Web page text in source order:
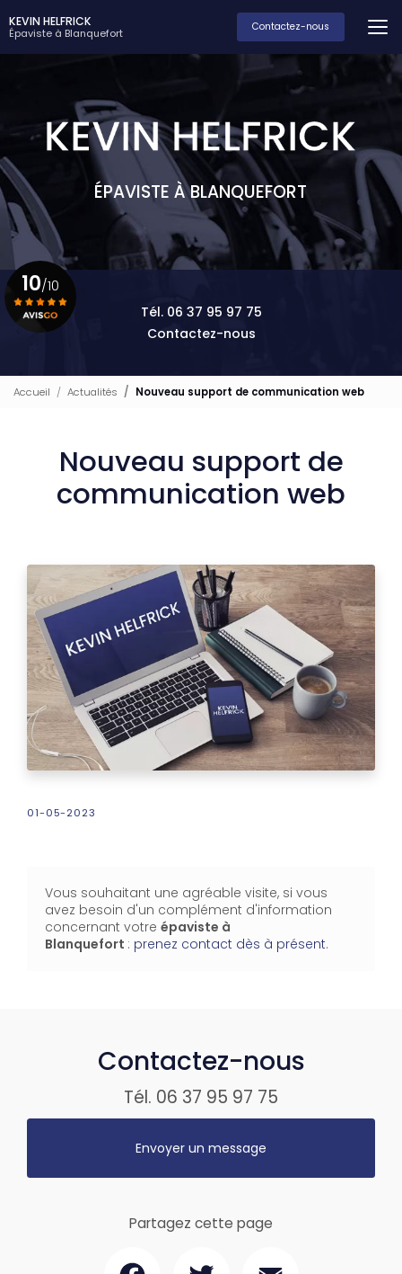
au
contenu
principal
KEVIN HELFRICK
Épaviste à Blanquefort Contactez-nous
ÉPAVISTE À BLANQUEFORT
Tél. 06 37 95 97 75
Contactez-nous
10/10
Accueil Actualités Nouveau support de communication web
Nouveau support de
communication web
01-05-2023
Vous souhaitant une agréable visite, si vous
avez besoin d'un complément d'information
concernant votre épaviste à
Blanquefort : prenez contact dès à présent.
Contactez-nous
Tél. 06 37 95 97 75
Envoyer un message
Partagez cette page